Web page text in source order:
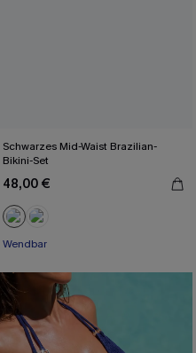
Schwarzes Mid-Waist Brazilian-
Bikini-Set
48,00 €
Wendbar